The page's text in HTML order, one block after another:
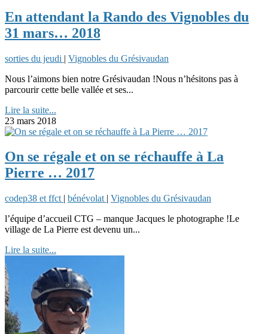
En attendant la Rando des Vignobles du
31 mars… 2018
sorties du jeudi | Vignobles du Grésivaudan
Nous l’aimons bien notre Grésivaudan !Nous n’hésitons pas à
parcourir cette belle vallée et ses...
Lire la suite...
23 mars 2018
On se régale et on se réchauffe à La
Pierre … 2017
codep38 et ffct | bénévolat | Vignobles du Grésivaudan
l’équipe d’accueil CTG – manque Jacques le photographe !Le
village de La Pierre est devenu un...
Lire la suite...